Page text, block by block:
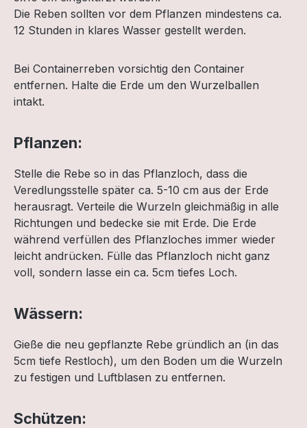
Die Reben sollten vor dem Pflanzen mindestens ca.
12 Stunden in klares Wasser gestellt werden.
Bei Containerreben vorsichtig den Container
entfernen. Halte die Erde um den Wurzelballen
intakt.
Pflanzen:
Stelle die Rebe so in das Pflanzloch, dass die
Veredlungsstelle später ca. 5-10 cm aus der Erde
herausragt. Verteile die Wurzeln gleichmäßig in alle
Richtungen und bedecke sie mit Erde. Die Erde
während verfüllen des Pflanzloches immer wieder
leicht andrücken. Fülle das Pflanzloch nicht ganz
voll, sondern lasse ein ca. 5cm tiefes Loch.
Wässern:
Gieße die neu gepflanzte Rebe gründlich an (in das
5cm tiefe Restloch), um den Boden um die Wurzeln
zu festigen und Luftblasen zu entfernen.
Schützen: